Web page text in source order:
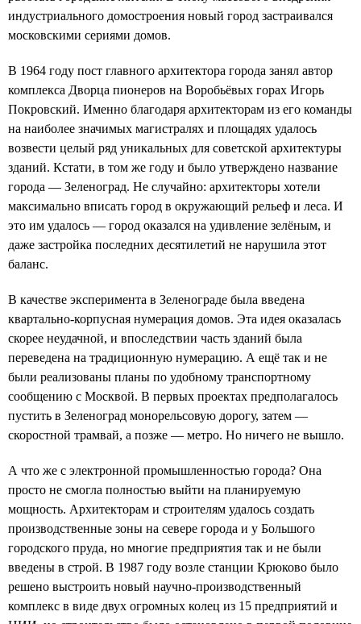
индустриального домостроения новый город застраивался
московскими сериями домов.
В 1964 году пост главного архитектора города занял автор
комплекса Дворца пионеров на Воробьёвых горах Игорь
Покровский. Именно благодаря архитекторам из его команды
на наиболее значимых магистралях и площадях удалось
возвести целый ряд уникальных для советской архитектуры
зданий. Кстати, в том же году и было утверждено название
города — Зеленоград. Не случайно: архитекторы хотели
максимально вписать город в окружающий рельеф и леса. И
это им удалось — город оказался на удивление зелёным, и
даже застройка последних десятилетий не нарушила этот
баланс.
В качестве эксперимента в Зеленограде была введена
квартально-корпусная нумерация домов. Эта идея оказалась
скорее неудачной, и впоследствии часть зданий была
переведена на традиционную нумерацию. А ещё так и не
были реализованы планы по удобному транспортному
сообщению с Москвой. В первых проектах предполагалось
пустить в Зеленоград монорельсовую дорогу, затем —
скоростной трамвай, а позже — метро. Но ничего не вышло.
А что же с электронной промышленностью города? Она
просто не смогла полностью выйти на планируемую
мощность. Архитекторам и строителям удалось создать
производственные зоны на севере города и у Большого
городского пруда, но многие предприятия так и не были
введены в строй. В 1987 году возле станции Крюково было
решено выстроить новый научно-производственный
комплекс в виде двух огромных колец из 15 предприятий и